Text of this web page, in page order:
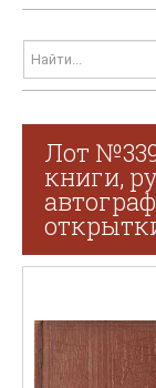
Лот
книги,